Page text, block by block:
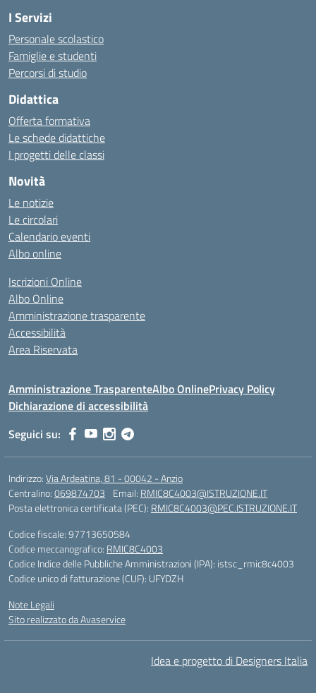
I Servizi
Personale scolastico
Famiglie e studenti
Percorsi di studio
Didattica
Offerta formativa
Le schede didattiche
I progetti delle classi
Novità
Le notizie
Le circolari
Calendario eventi
Albo online
Iscrizioni Online
Albo Online
Amministrazione trasparente
Accessibilità
Area Riservata
Amministrazione TrasparenteAlbo OnlinePrivacy Policy
Dichiarazione di accessibilità
Seguici su:
Indirizzo:Via Ardeatina, 81 - 00042 - Anzio
Centralino:069874703 Email: RMIC8C4003@ISTRUZIONE.IT
Posta elettronica certificata (PEC): RMIC8C4003@PEC.ISTRUZIONE.IT
Codice fiscale: 97713650584
Codice meccanografico: RMIC8C4003
Codice Indice delle Pubbliche Amministrazioni (IPA): istsc_rmic8c4003
Codice unico di fatturazione (CUF): UFYDZH
Note Legali
Sito realizzato da Avaservice
Idea e progetto di Designers Italia